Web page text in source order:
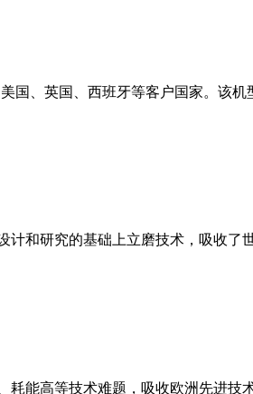
国、英国、西班牙等客户国家。该
和研究的基础上立磨技术，吸收
能高等技术难题，吸收欧洲先进